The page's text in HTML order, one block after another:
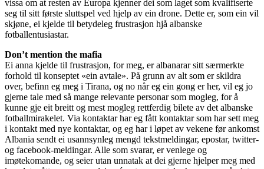
vissa om at resten av Europa kjenner dei som laget som kvalifiserte
seg til sitt første sluttspel ved hjelp av ein drone. Dette er, som ein vil
skjøne, ei kjelde til betydeleg frustrasjon hjå albanske
fotballentusiastar.
Don’t mention the mafia
Ei anna kjelde til frustrasjon, for meg, er albanarar sitt særmerkte
forhold til konseptet «ein avtale». På grunn av alt som er skildra
over, befinn eg meg i Tirana, og no når eg ein gong er her, vil eg jo
gjerne tale med så mange relevante personar som mogleg, for å
kunne gje eit breitt og mest mogleg rettferdig bilete av det albanske
fotballmirakelet. Via kontaktar har eg fått kontaktar som har sett meg
i kontakt med nye kontaktar, og eg har i løpet av vekene før ankomst
Albania sendt ei usannsynleg mengd tekstmeldingar, epostar, twitter-
og facebook-meldingar. Alle som svarar, er venlege og
imøtekomande, og seier utan unnatak at dei gjerne hjelper meg med